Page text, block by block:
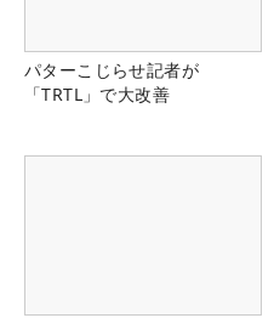
パターこじらせ記者が
「TRTL」で大改善